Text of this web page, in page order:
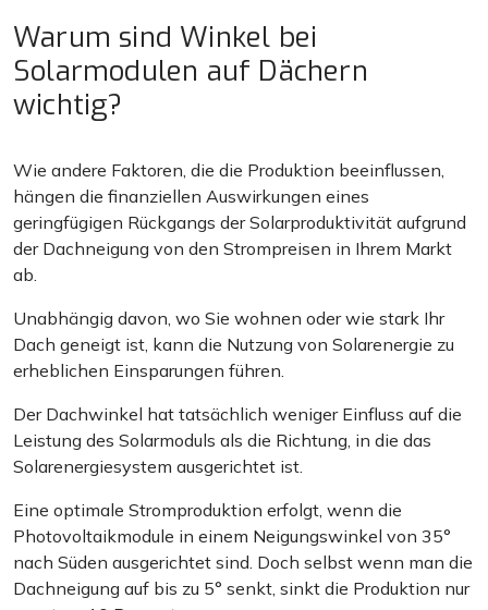
Warum sind Winkel bei
Solarmodulen auf Dächern
wichtig?
Wie andere Faktoren, die die Produktion beeinflussen,
hängen die finanziellen Auswirkungen eines
geringfügigen Rückgangs der Solarproduktivität aufgrund
der Dachneigung von den Strompreisen in Ihrem Markt
ab.
Unabhängig davon, wo Sie wohnen oder wie stark Ihr
Dach geneigt ist, kann die Nutzung von Solarenergie zu
erheblichen Einsparungen führen.
Der Dachwinkel hat tatsächlich weniger Einfluss auf die
Leistung des Solarmoduls als die Richtung, in die das
Solarenergiesystem ausgerichtet ist.
Eine optimale Stromproduktion erfolgt, wenn die
Photovoltaikmodule in einem Neigungswinkel von 35°
nach Süden ausgerichtet sind. Doch selbst wenn man die
Dachneigung auf bis zu 5° senkt, sinkt die Produktion nur